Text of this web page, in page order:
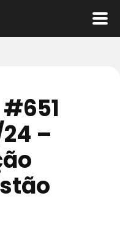
#651
–